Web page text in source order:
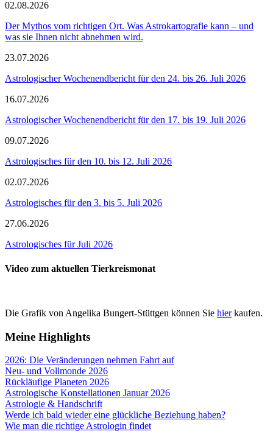
02.08.2026
Der Mythos vom richtigen Ort. Was Astrokartografie kann – und
was sie Ihnen nicht abnehmen wird.
23.07.2026
Astrologischer Wochenendbericht für den 24. bis 26. Juli 2026
16.07.2026
Astrologischer Wochenendbericht für den 17. bis 19. Juli 2026
09.07.2026
Astrologisches für den 10. bis 12. Juli 2026
02.07.2026
Astrologisches für den 3. bis 5. Juli 2026
27.06.2026
Astrologisches für Juli 2026
Video zum aktuellen Tierkreismonat
Die Grafik von Angelika Bungert-Stüttgen können Sie hierkaufen.
Meine Highlights
2026: Die Veränderungen nehmen Fahrt auf
Neu- und Vollmonde 2026
Rückläufige Planeten 2026
Astrologische Konstellationen Januar 2026
Astrologie & Handschrift
Werde ich bald wieder eine glückliche Beziehung haben?
Wie man die richtige Astrologin findet